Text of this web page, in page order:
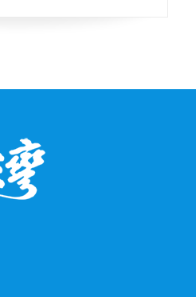
tourists. This area is
for visitors.
is a welcome show at
center,